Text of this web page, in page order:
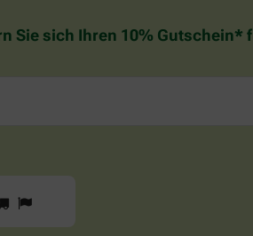
Sie sich Ihren 10% Gutschein*
2